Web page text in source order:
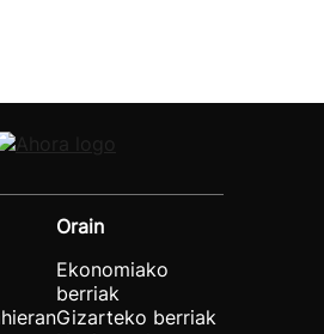
Orain
Ekonomiako
berriak
Gizarteko berriak